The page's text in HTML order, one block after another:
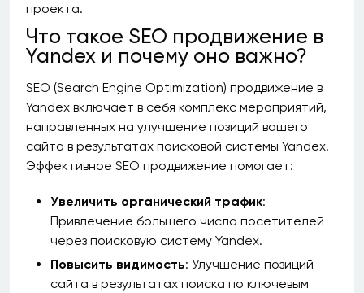
проекта.
Что такое SEO продвижение в
Yandex и почему оно важно?
SEO (Search Engine Optimization) продвижение в
Yandex включает в себя комплекс мероприятий,
направленных на улучшение позиций вашего
сайта в результатах поисковой системы Yandex.
Эффективное SEO продвижение помогает:
Увеличить органический трафик:
Привлечение большего числа посетителей
через поисковую систему Yandex.
Повысить видимость: Улучшение позиций
сайта в результатах поиска по ключевым